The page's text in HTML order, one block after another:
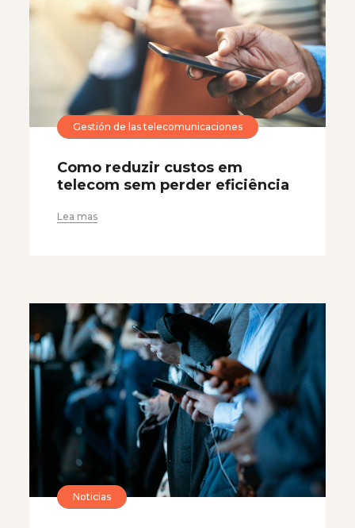
Gestión de las telecomunicaciones
Como reduzir custos em
telecom sem perder eficiência
Lea mas
Noticias